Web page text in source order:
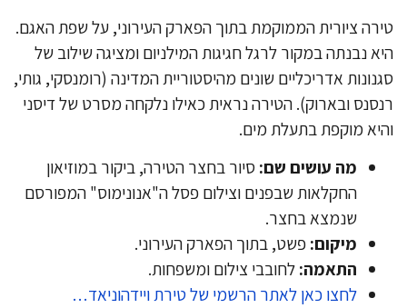
ציורית הממוקמת בתוך הפארק העירוני, על שפת האגם.
נבנתה במקור לרגל חגיגות המילניום ומציגה שילוב של
אדריכליים שונים מהיסטוריית המדינה (רומנסקי, גותי,
ובארוק). הטירה נראית כאילו נלקחה מסרט של דיסני
מוקפת בתעלת מים.
מה עושים שם:סיור בחצר הטירה, ביקור במוזיאון
החקלאות שבפנים וצילום פסל ה"אנונימוס" המפורסם
שנמצא בחצר.
מיקום:פשט, בתוך הפארק העירוני.
התאמה:לחובבי צילום ומשפחות.
לחצו כאן לאתר הרשמי של טירת ויידהוניאד…